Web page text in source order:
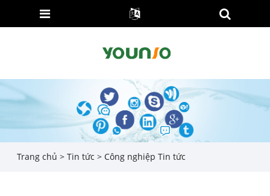
Trang chủ > Tin tức > Công nghiệp Tin tức